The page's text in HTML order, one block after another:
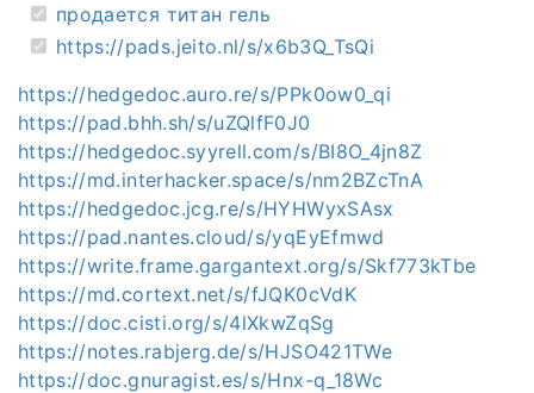
продается титан гель
https://pads.jeito.nl/s/x6b3Q_TsQi
https://hedgedoc.auro.re/s/PPk0ow0_qi
https://pad.bhh.sh/s/uZQlfF0J0
https://hedgedoc.syyrell.com/s/BI8O_4jn8Z
https://md.interhacker.space/s/nm2BZcTnA
https://hedgedoc.jcg.re/s/HYHWyxSAsx
https://pad.nantes.cloud/s/yqEyEfmwd
https://write.frame.gargantext.org/s/Skf773kTbe
https://md.cortext.net/s/fJQK0cVdK
https://doc.cisti.org/s/4lXkwZqSg
https://notes.rabjerg.de/s/HJSO421TWe
https://doc.gnuragist.es/s/Hnx-q_18Wc